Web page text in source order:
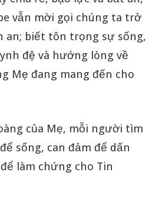
vẫn mời gọi chúng ta trở
an; biết tôn trọng sự sống,
đệ và hướng lòng về
Mẹ đang mang đến cho
của Mẹ, mỗi người tìm
sống, can đảm để dấn
làm chứng cho Tin